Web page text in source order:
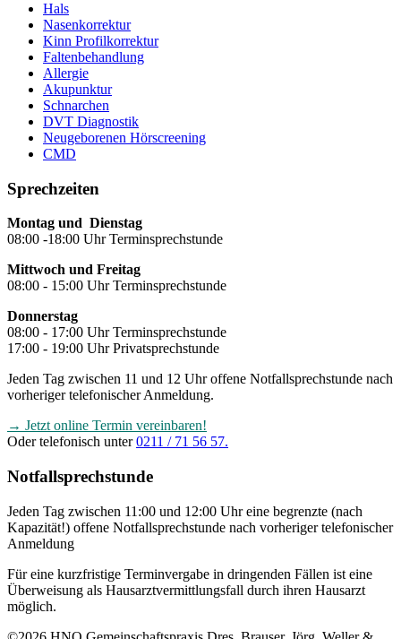
Hals
Nasenkorrektur
Kinn Profilkorrektur
Faltenbehandlung
Allergie
Akupunktur
Schnarchen
DVT Diagnostik
Neugeborenen Hörscreening
CMD
Sprechzeiten
Montag und Dienstag
08:00 -18:00 Uhr Terminsprechstunde
Mittwoch und Freitag
08:00 - 15:00 Uhr Terminsprechstunde
Donnerstag
08:00 - 17:00 Uhr Terminsprechstunde
17:00 - 19:00 Uhr Privatsprechstunde
Jeden Tag zwischen 11 und 12 Uhr offene Notfallsprechstunde nach
vorheriger telefonischer Anmeldung.
→ Jetzt online Termin vereinbaren!
Oder telefonisch unter0211 / 71 56 57.
Notfallsprechstunde
Jeden Tag zwischen 11:00 und 12:00 Uhr eine begrenzte (nach
Kapazität!) offene Notfallsprechstunde nach vorheriger telefonischer
Anmeldung
Für eine kurzfristige Terminvergabe in dringenden Fällen ist eine
Überweisung als Hausarztvermittlungsfall durch ihren Hausarzt
möglich.